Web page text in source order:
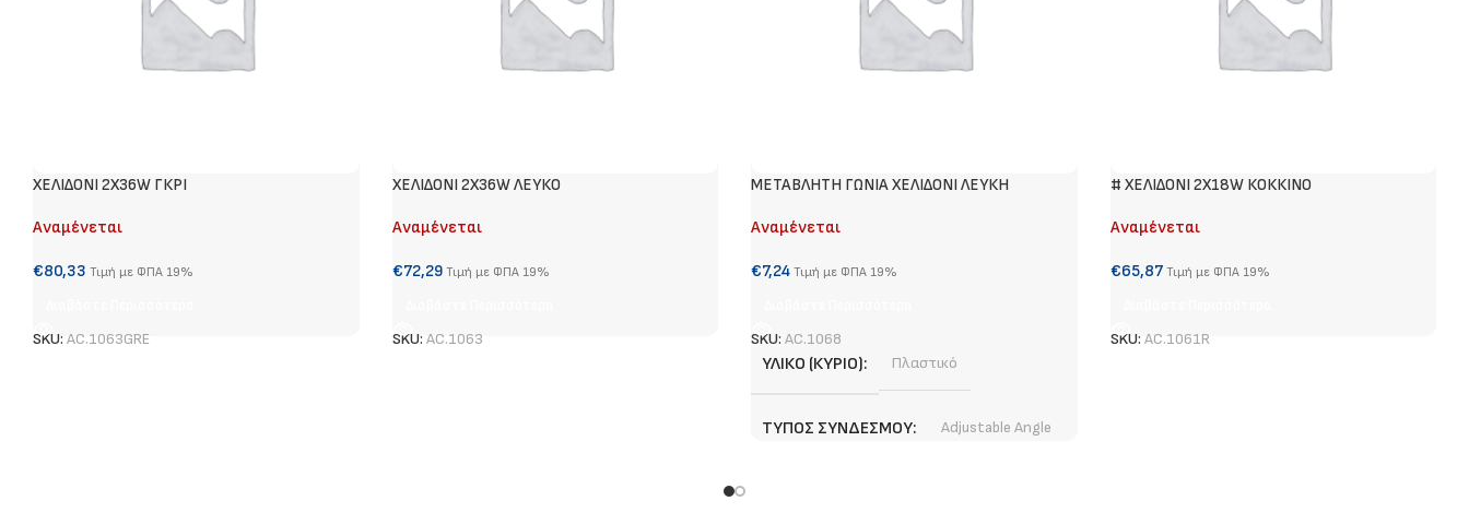
ΧΕΛΙΔΟΝΙ 2Χ36W ΓΚΡΙ
Αναμένεται
€80,33 Τιμή με ΦΠΑ 19%
SKU: AC.1063GRE
ΧΕΛΙΔΟΝΙ 2Χ36W ΛΕΥΚΟ
Αναμένεται
€72,29 Τιμή με ΦΠΑ 19%
SKU: AC.1063
METABΛΗΤΗ ΓΩΝΙΑ ΧΕΛΙΔΟΝΙ ΛΕΥΚΗ
Αναμένεται
€7,24 Τιμή με ΦΠΑ 19%
SKU: AC.1068
ΥΛΙΚΌ (ΚΎΡΙΟ) Πλαστικό
ΤΎΠΟΣ ΣΥΝΔΈΣΜΟΥ Adjustable Angle
# ΧΕΛΙΔΟΝΙ 2Χ18W ΚΟΚΚΙΝΟ
Αναμένεται
€65,87 Τιμή με ΦΠΑ 19%
SKU: AC.1061R